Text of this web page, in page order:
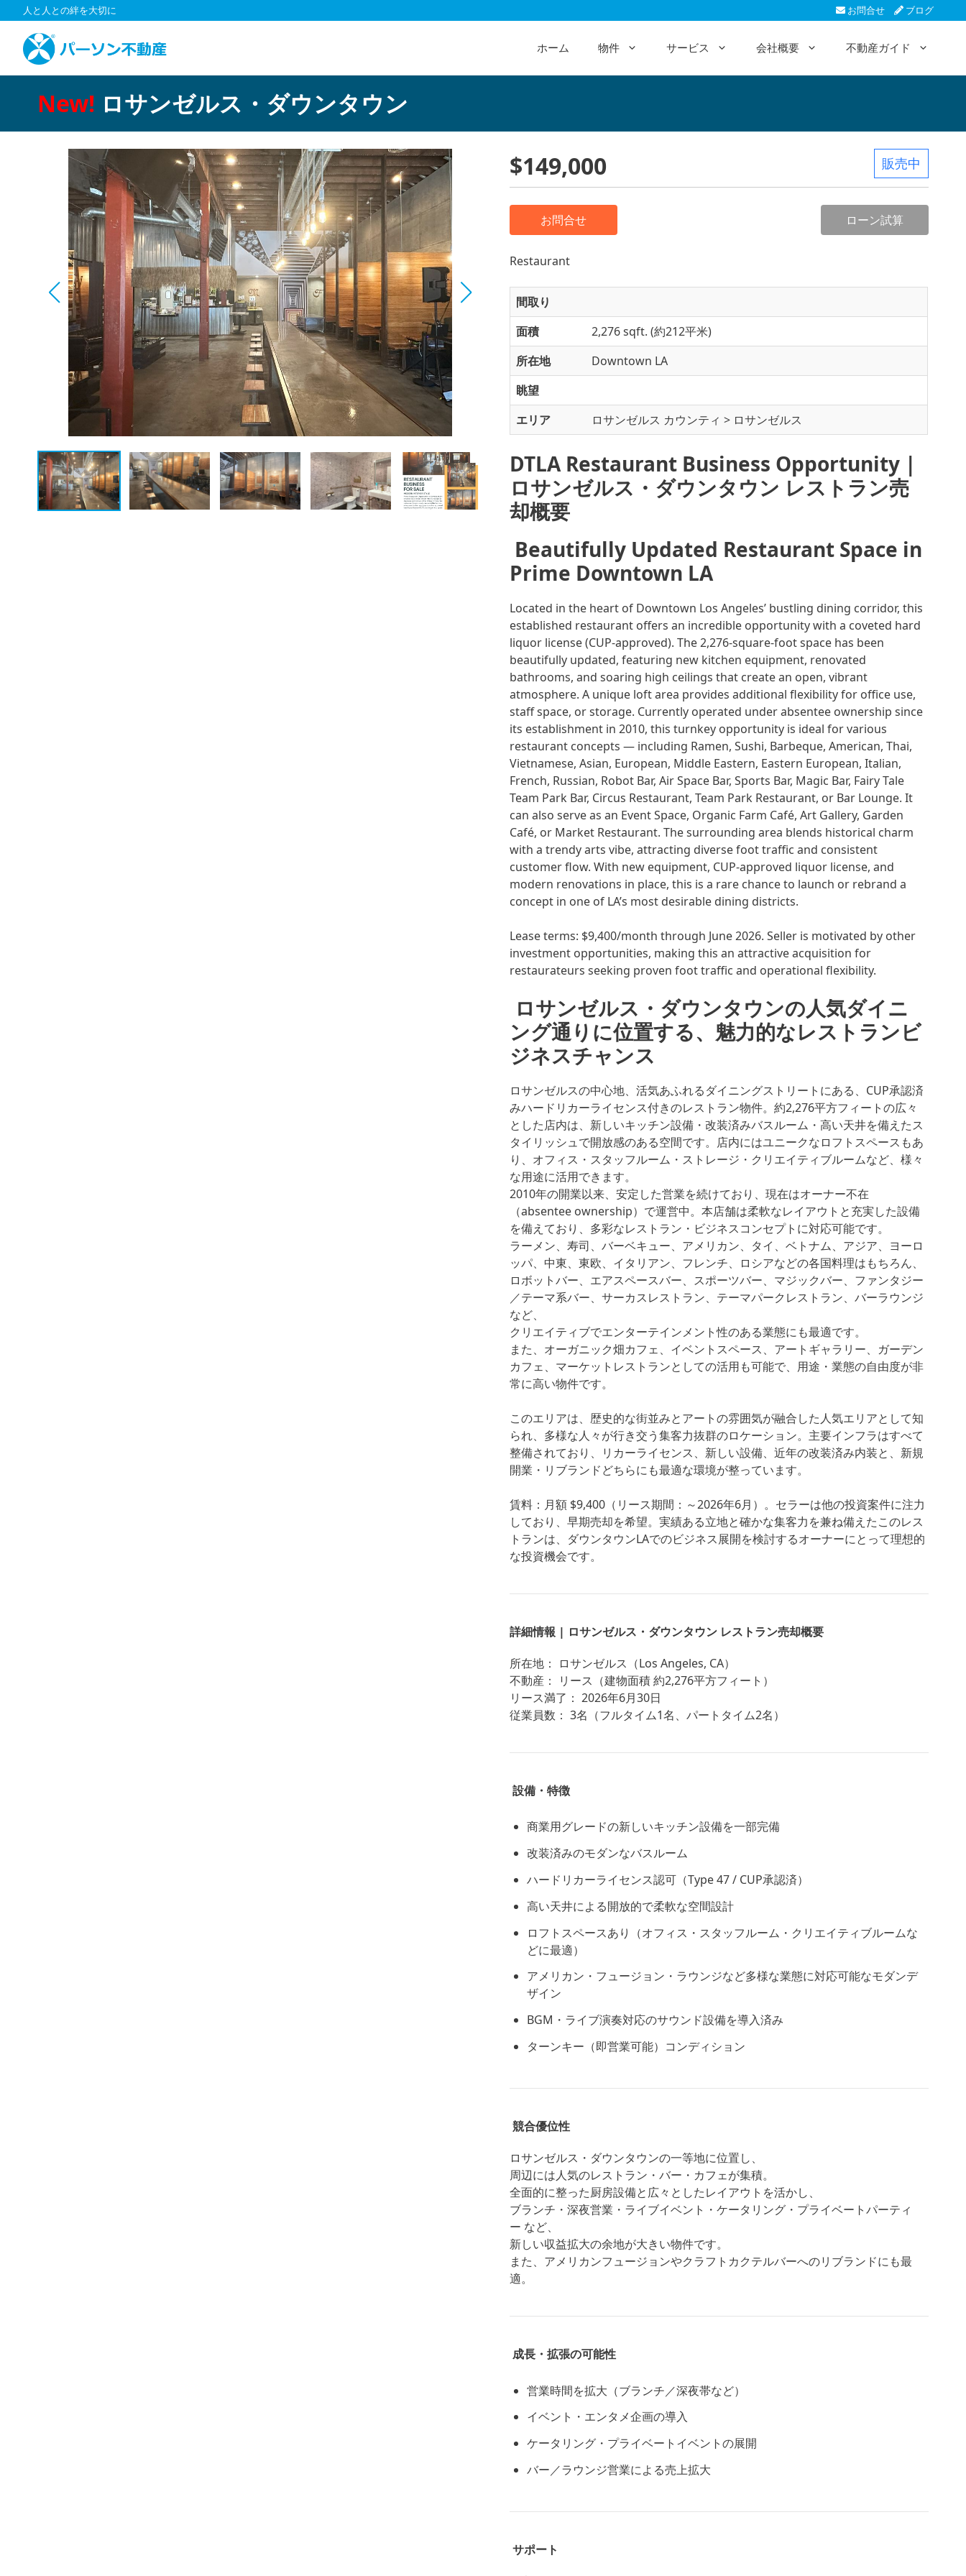
ン
ツ
キ
人と人との絆を大切に お問合せ ブログ
ホーム 物件 サービス 会社概要 不動産ガイド
New! ロサンゼルス・ダウンタウン
$149,000 販売中
お問合せ ローン試算
Restaurant
間取り
面積
2,276 sqft. (約212平米)
所在地
Downtown LA
眺望
エリア
ロサンゼルス カウンティ > ロサンゼルス
DTLA Restaurant Business Opportunity |
ロサンゼルス・ダウンタウン レストラン売
却概要
Beautifully Updated Restaurant Space in
Prime Downtown LA
Located in the heart of Downtown Los Angeles’ bustling dining corridor, this
established restaurant offers an incredible opportunity with a coveted hard
liquor license (CUP-approved). The 2,276-square-foot space has been
beautifully updated, featuring new kitchen equipment, renovated
bathrooms, and soaring high ceilings that create an open, vibrant
atmosphere. A unique loft area provides additional flexibility for office use,
staff space, or storage. Currently operated under absentee ownership since
its establishment in 2010, this turnkey opportunity is ideal for various
restaurant concepts — including Ramen, Sushi, Barbeque, American, Thai,
Vietnamese, Asian, European, Middle Eastern, Eastern European, Italian,
French, Russian, Robot Bar, Air Space Bar, Sports Bar, Magic Bar, Fairy Tale
Team Park Bar, Circus Restaurant, Team Park Restaurant, or Bar Lounge. It
can also serve as an Event Space, Organic Farm Café, Art Gallery, Garden
Café, or Market Restaurant. The surrounding area blends historical charm
with a trendy arts vibe, attracting diverse foot traffic and consistent
customer flow. With new equipment, CUP-approved liquor license, and
modern renovations in place, this is a rare chance to launch or rebrand a
concept in one of LA’s most desirable dining districts.
Lease terms: $9,400/month through June 2026. Seller is motivated by other
investment opportunities, making this an attractive acquisition for
restaurateurs seeking proven foot traffic and operational flexibility.
ロサンゼルス・ダウンタウンの人気ダイニ
ング通りに位置する、魅力的なレストランビ
ジネスチャンス
ロサンゼルスの中心地、活気あふれるダイニングストリートにある、CUP承認済
みハードリカーライセンス付きのレストラン物件。約2,276平方フィートの広々
とした店内は、新しいキッチン設備・改装済みバスルーム・高い天井を備えたス
タイリッシュで開放感のある空間です。店内にはユニークなロフトスペースもあ
り、オフィス・スタッフルーム・ストレージ・クリエイティブルームなど、様々
な用途に活用できます。
2010年の開業以来、安定した営業を続けており、現在はオーナー不在
（absentee ownership）で運営中。本店舗は柔軟なレイアウトと充実した設備
を備えており、多彩なレストラン・ビジネスコンセプトに対応可能です。
ラーメン、寿司、バーベキュー、アメリカン、タイ、ベトナム、アジア、ヨーロ
ッパ、中東、東欧、イタリアン、フレンチ、ロシアなどの各国料理はもちろん、
ロボットバー、エアスペースバー、スポーツバー、マジックバー、ファンタジー
／テーマ系バー、サーカスレストラン、テーマパークレストラン、バーラウンジ
など、
クリエイティブでエンターテインメント性のある業態にも最適です。
また、オーガニック畑カフェ、イベントスペース、アートギャラリー、ガーデン
カフェ、マーケットレストランとしての活用も可能で、用途・業態の自由度が非
常に高い物件です。
このエリアは、歴史的な街並みとアートの雰囲気が融合した人気エリアとして知
られ、多様な人々が行き交う集客力抜群のロケーション。主要インフラはすべて
整備されており、リカーライセンス、新しい設備、近年の改装済み内装と、新規
開業・リブランドどちらにも最適な環境が整っています。
賃料：月額 $9,400（リース期間：～2026年6月）。セラーは他の投資案件に注力
しており、早期売却を希望。実績ある立地と確かな集客力を兼ね備えたこのレス
トランは、ダウンタウンLAでのビジネス展開を検討するオーナーにとって理想的
な投資機会です。
詳細情報 | ロサンゼルス・ダウンタウン レストラン売却概要
所在地： ロサンゼルス（Los Angeles, CA）
不動産： リース（建物面積 約2,276平方フィート）
リース満了： 2026年6月30日
従業員数： 3名（フルタイム1名、パートタイム2名）
設備・特徴
商業用グレードの新しいキッチン設備を一部完備
改装済みのモダンなバスルーム
ハードリカーライセンス認可（Type 47 / CUP承認済）
高い天井による開放的で柔軟な空間設計
ロフトスペースあり（オフィス・スタッフルーム・クリエイティブルームな
どに最適）
アメリカン・フュージョン・ラウンジなど多様な業態に対応可能なモダンデ
ザイン
BGM・ライブ演奏対応のサウンド設備を導入済み
ターンキー（即営業可能）コンディション
競合優位性
ロサンゼルス・ダウンタウンの一等地に位置し、
周辺には人気のレストラン・バー・カフェが集積。
全面的に整った厨房設備と広々としたレイアウトを活かし、
ブランチ・深夜営業・ライブイベント・ケータリング・プライベートパーティ
ー など、
新しい収益拡大の余地が大きい物件です。
また、アメリカンフュージョンやクラフトカクテルバーへのリブランドにも最
適。
成長・拡張の可能性
営業時間を拡大（ブランチ／深夜帯など）
イベント・エンタメ企画の導入
ケータリング・プライベートイベントの展開
バー／ラウンジ営業による売上拡大
サポート